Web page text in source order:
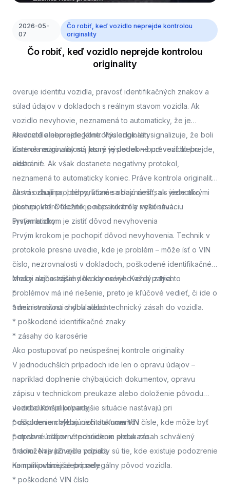
2026-05-
07
Čo robiť, keď vozidlo neprejde kontrolou
originality
Čo robiť, keď vozidlo neprejde kontrolou
originality
overuje identitu vozidla, pravosť identifikačných znakov a
súlad údajov v dokladoch s reálnym stavom vozidla. Ak
vozidlo nevyhovie, neznamená to automaticky, že je
kradnuté alebo nelegálne. Výsledok len signalizuje, že boli
zistené nezrovnalosti, ktoré je potrebné preveriť alebo
odstrániť.
Ak vozidlo neprejde kontrolou originality
Kontrola originality má jasný výsledok – buď vozidlo prejde,
alebo nie. Ak však dostanete negatívny protokol,
neznamená to automaticky koniec. Práve kontrola originality
často odhalí problémy, ktoré sa dajú riešiť, ak viete ako
postupovať. Dôležité je nepanikáriť a riešiť situáciu
systematicky.
Ak vás zaujíma,, odporúčame oboznámiť sa s jednotlivými
úkonmi, ktoré technik počas kontroly vykonáva.
Prvým krokom je zistiť dôvod nevyhovenia
Prvým krokom je pochopiť dôvod nevyhovenia. Technik v
protokole presne uvedie, kde je problém – môže ísť o VIN
číslo, nezrovnalosti v dokladoch, poškodené identifikačné
znaky alebo zásahy do karosérie. Každý z týchto
problémov má iné riešenie, preto je kľúčové vedieť, či ide o
administratívnu chybu alebo technický zásah do vozidla.
Medzi najčastejšie dôvody nevyhovenia patria:
*
* nezrovnalosti v dokladoch
* poškodené identifikačné znaky
* zásahy do karosérie
Ako postupovať po neúspešnej kontrole originality
V jednoduchších prípadoch ide len o opravu údajov –
napríklad doplnenie chýbajúcich dokumentov, opravu
zápisu v technickom preukaze alebo doloženie pôvodu
vozidla. Komplikovanejšie situácie nastávajú pri
poškodenom alebo nečitateľnom VIN čísle, kde môže byť
potrebné odborné posúdenie alebo zásah schválený
úradmi. Najvážnejšie prípady sú tie, kde existuje podozrenie
na manipuláciu alebo nelegálny pôvod vozidla.
Jednoduchšie prípady
* doplnenie chýbajúcich dokumentov
* oprava údajov v technickom preukaze
* doloženie pôvodu vozidla
Komplikovanejšie prípady
* poškodené VIN číslo